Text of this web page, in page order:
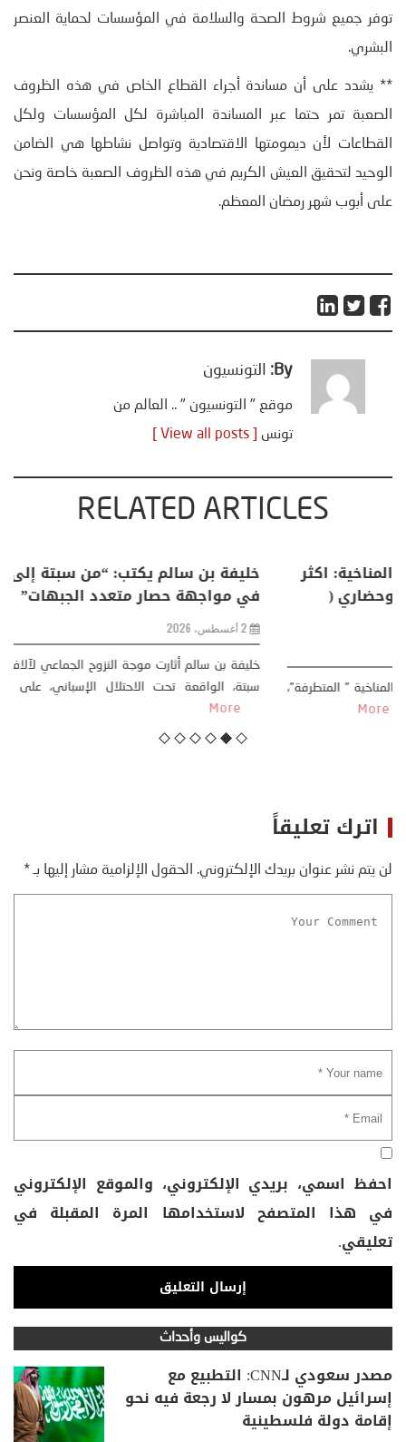
توفر جميع شروط الصحة والسلامة في المؤسسات لحماية العنصر
البشري.
** يشدد على أن مساندة أجراء القطاع الخاص في هذه الظروف
الصعبة تمر حتما عبر المساندة المباشرة لكل المؤسسات ولكل
القطاعات لأن ديمومتها الاقتصادية وتواصل نشاطها هي الضامن
الوحيد لتحقيق العيش الكريم في هذه الظروف الصعبة خاصة ونحن
على أبوب شهر رمضان المعظم.
By: التونسيون
موقع " التونسيون " .. العالم من
تونس
RELATED ARTICLES
منذر بالضيافي يكتب حول: التغيرات المناخية: اكثر
من ظاهرة طبيعية .. تحول اجتماعي وحضاري (
مقاربة سوسيولوجية )
كتب: منذر بالضيافي بدأت قصتي مع التغييرات المناخية ” المتطرفة”،
منذ نهاية ثمانينات القرن الماضي، حين أطردنا ...
اترك تعليقاً
لن يتم نشر عنوان بريدك الإلكتروني. الحقول الإلزامية مشار إليها بـ*
احفظ اسمي، بريدي الإلكتروني، والموقع الإلكتروني
في هذا المتصفح لاستخدامها المرة المقبلة في
تعليقي.
كواليس وأحداث
مصدر سعودي لـCNN: التطبيع مع
إسرائيل مرهون بمسار لا رجعة فيه نحو
إقامة دولة فلسطينية